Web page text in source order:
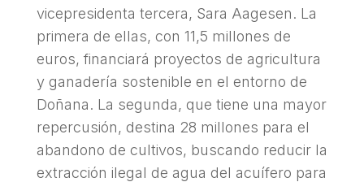
vicepresidenta tercera, Sara Aagesen. La
primera de ellas, con 11,5 millones de
euros, financiará proyectos de agricultura
y ganadería sostenible en el entorno de
Doñana. La segunda, que tiene una mayor
repercusión, destina 28 millones para el
abandono de cultivos, buscando reducir la
extracción ilegal de agua del acuífero para